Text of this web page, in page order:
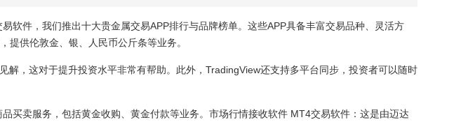
软件，我们推出十大贵金属交易APP排行与品牌榜单。这些APP具备丰富交易品种、灵活方
提供伦敦金、银、人民币公斤条等业务。
，这对于提升投资水平非常有帮助。此外，TradingView还支持多平台同步，投资者可以随时
买卖服务，包括黄金收购、黄金付款等业务。市场行情接收软件 MT4交易软件：这是由迈达